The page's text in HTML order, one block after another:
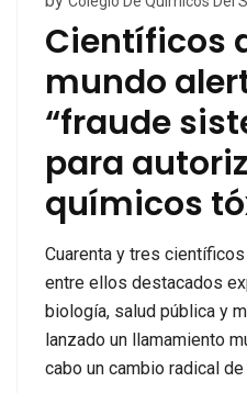
Científicos
mundo
“fraude
para
químicos
Cuarenta y tres
entre ellos destacados
biología, salud pública y
lanzado un llamamiento
cabo un cambio radical